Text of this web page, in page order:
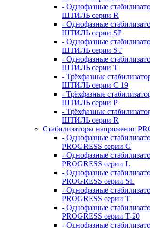
- Однофазные
ШТИЛЬ серии R
- Однофазные
ШТИЛЬ серии SP
- Однофазные
ШТИЛЬ серии ST
- Однофазные
ШТИЛЬ серии T
- Трёхфазные
ШТИЛЬ серии C 19
- Трёхфазные
ШТИЛЬ серии P
- Трёхфазные
ШТИЛЬ серии R
Стабилизаторы напряжения
- Однофазные
PROGRESS серии G
- Однофазные
PROGRESS серии L
- Однофазные
PROGRESS серии SL
- Однофазные
PROGRESS серии T
- Однофазные
PROGRESS серии T-20
- Однофазные